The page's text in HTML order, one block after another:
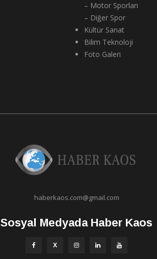
– Motor Sporları
– Diğer Spor
Kültür Sanat
Bilim Teknoloji
Foto Galeri
haberkaos.com@gmail.com
Sosyal Medyada Haber Kaos